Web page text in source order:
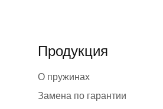
Продукция
О пружинах
Замена по гарантии